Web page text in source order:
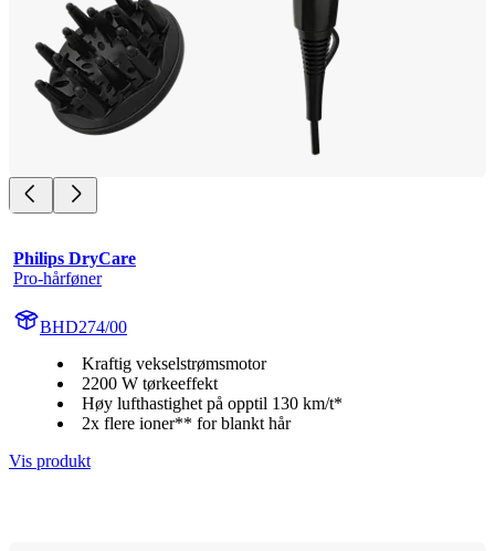
Philips DryCare
Pro-hårføner
BHD274/00
Kraftig vekselstrømsmotor
2200 W tørkeeffekt
Høy lufthastighet på opptil 130 km/t*
2x flere ioner** for blankt hår
Vis produkt